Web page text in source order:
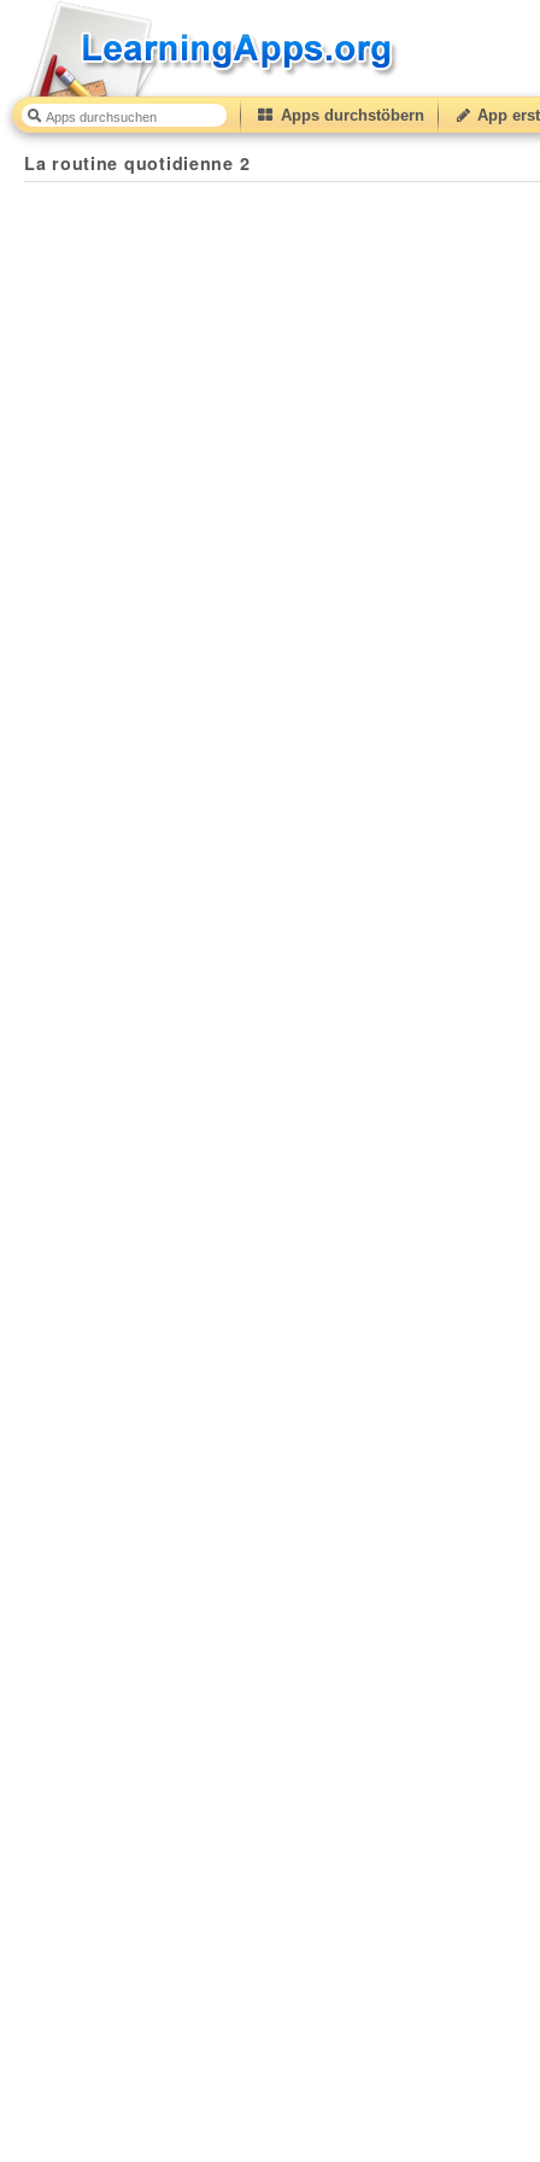
Apps durchstöbern App
La routine quotidienne 2